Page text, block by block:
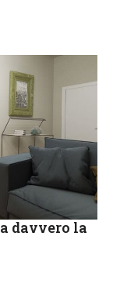
davvero la